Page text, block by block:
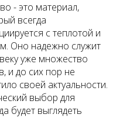
- это материал,
всегда
с теплотой и
Оно надежно служит
уже множество
и до сих пор не
своей актуальности.
выбор для
будет выглядеть